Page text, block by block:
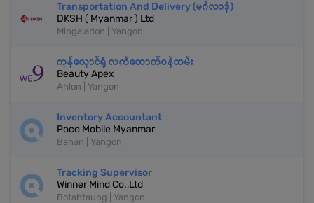
Transportation And Delivery (မင်္ဂလာဒုံ)
DKSH ( Myanmar ) Ltd
Mingaladon | Yangon
ကုန်လှောင်ရုံ လက်ထောက်ဝန်ထမ်း
Beauty Apex
Ahlon | Yangon
Inventory Accountant
Poco Mobile Myanmar
Bahan | Yangon
Tracking Supervisor
Winner Mind Co.,Ltd
Botahtaung | Yangon